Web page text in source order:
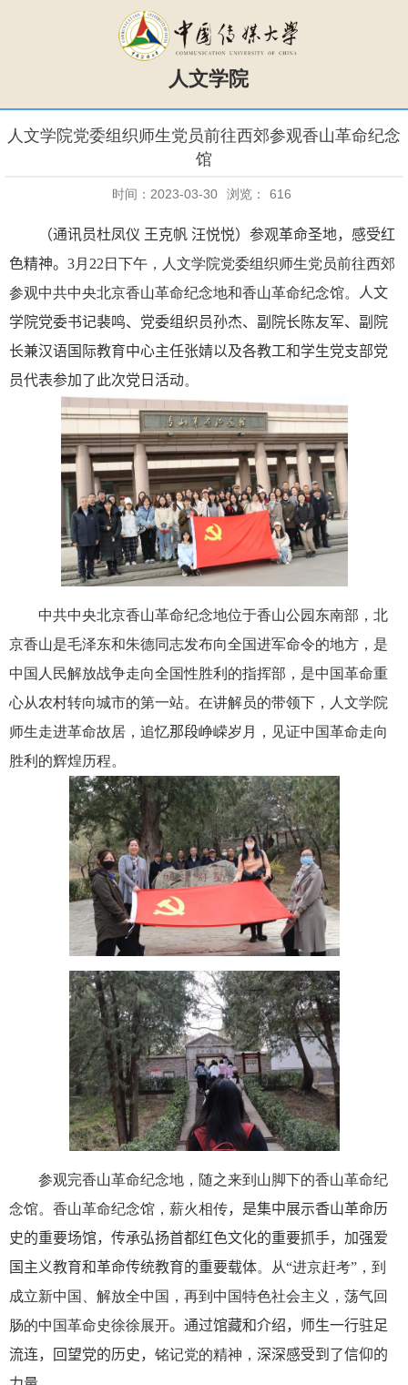
人文学院
人文学院党委组织师生党员前往西郊参观香山革命纪念
馆
时间：2023-03-30 浏览： 616
（通讯员杜凤仪 王克帆 汪悦悦）参观革命圣地，感受红
色精神。 3月 22 日下午，人文学院党委组织师生党员前往西郊
参观中共中央北京香山革命纪念地和香山革命纪念馆。
人文
学院党委书记裴鸣、党委组织员孙杰、副院长陈友军、副院
长兼汉语国际教育中心主任张婧以及各教工和学生党支部党
员代表参加了此次党日活动。
中共中央北京香山革命纪念地位于香山公园东南部，北
京香山是毛泽东和朱德同志发布向全国进军命令的地方，是
中国人民解放战争走向全国性胜利的指挥部，是中国革命重
心从农村转向城市的第一站。在讲解员的带领下，人文学院
师生走进革命故居，追忆那段峥嵘岁月，见证中国革命走向
胜利的辉煌历程。
参观完香山革命纪念地 ，随之来到山脚下的香山革命纪
念馆。香山革命纪念馆，薪火相传，是集中展示香山革命历
史的重要场馆，传承弘扬首都红色文化的重要抓手，加强爱
国主义教育和革命传统教育的重要载体。从“进京赶考”，到
成立新中国、解放全中国，再到中国特色社会主义，荡气回
肠的中国革命史徐徐展开。 通过馆藏和介绍，师生一行驻足
流连，回望党的历史， 铭记党的精神， 深深感受到了信仰的